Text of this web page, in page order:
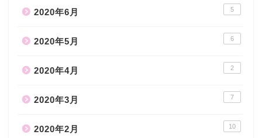
2020年6月 5
2020年5月 6
2020年4月 2
2020年3月 7
2020年2月 10